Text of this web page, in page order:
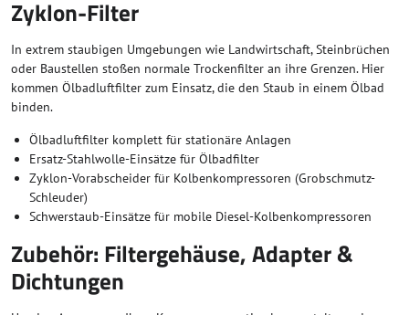
Zyklon-Filter
In extrem staubigen Umgebungen wie Landwirtschaft, Steinbrüchen
oder Baustellen stoßen normale Trockenfilter an ihre Grenzen. Hier
kommen Ölbadluftfilter zum Einsatz, die den Staub in einem Ölbad
binden.
Ölbadluftfilter komplett für stationäre Anlagen
Ersatz-Stahlwolle-Einsätze für Ölbadfilter
Zyklon-Vorabscheider für Kolbenkompressoren (Grobschmutz-
Schleuder)
Schwerstaub-Einsätze für mobile Diesel-Kolbenkompressoren
Zubehör: Filtergehäuse, Adapter &
Dichtungen